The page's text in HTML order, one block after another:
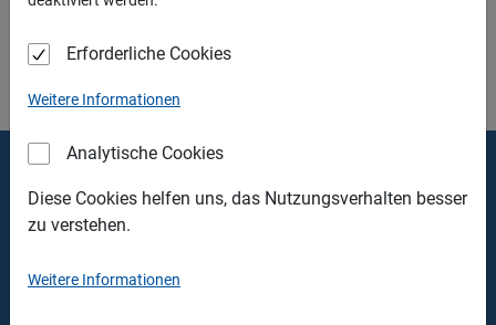
per Anfrageformular, telefonisch oder per Mail.
Verwaltung
90441 Nürnberg
Erforderliche Cookies
Weitere Informationen
Analytische Cookies
Diese Cookies helfen uns, das Nutzungsverhalten besser
zu verstehen.
Weitere Informationen